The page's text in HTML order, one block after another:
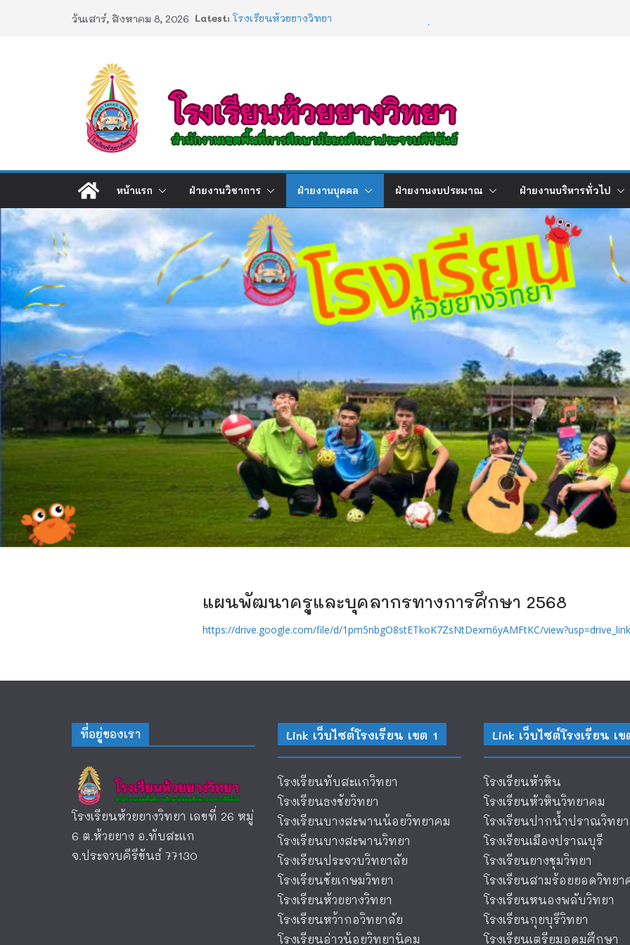
วันเสาร์, สิงหาคม 8, 2026 Latest: โรงเรียนห้วยยางวิทยา
Artificial Intelligence : AI )
หน้าแรก ฝ่ายงานวิชาการ ฝ่ายงานบุคคล ฝ่ายงานงบประมาณ ฝ่ายงานบริหารทั่วไป
แผนพัฒนาครูและบุคลากรทางการศึกษา 2568
https://drive.google.com/file/d/1pm5nbgO8stETkoK7ZsNtDexm6yAMFtKC/view?usp=drive_link
ที่อยู่ของเรา
โรงเรียนห้วยยางวิทยา เลขที่ 26 หมู่
6 ต.ห้วยยาง อ.ทับสะแก
จ.ประจวบคีรีขันธ์ 77130
Link เว็บไซต์โรงเรียน เขต 1
โรงเรียนทับสะแกวิทยา
โรงเรียนธงชัยวิทยา
โรงเรียนบางสะพานน้อยวิทยาคม
โรงเรียนบางสะพานวิทยา
โรงเรียนประจวบวิทยาลัย
โรงเรียนชัยเกษมวิทยา
โรงเรียนห้วยยางวิทยา
โรงเรียนหว้ากอวิทยาลัย
โรงเรียนอ่าวน้อยวิทยานิคม
Link เว็บไซต์โรงเรียน เข
โรงเรียนหัวหิน
โรงเรียนหัวหินวิทยาคม
โรงเรียนปากน้ำปราณวิทยา
โรงเรียนเมืองปราณบุรี
โรงเรียนยางชุมวิทยา
โรงเรียนสามร้อยยอดวิทยา
โรงเรียนหนองพลับวิทยา
โรงเรียนกุยบุรีวิทยา
โรงเรียนเตรียมอุดมศึกษา